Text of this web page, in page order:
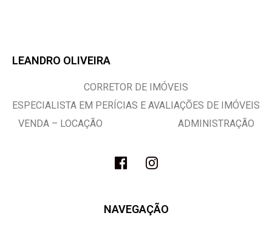
LEANDRO OLIVEIRA
CORRETOR DE IMÓVEIS
ESPECIALISTA EM PERÍCIAS E AVALIAÇÕES DE IMÓVEIS
VENDA – LOCAÇÃO ADMINISTRAÇÃO
NAVEGAÇÃO